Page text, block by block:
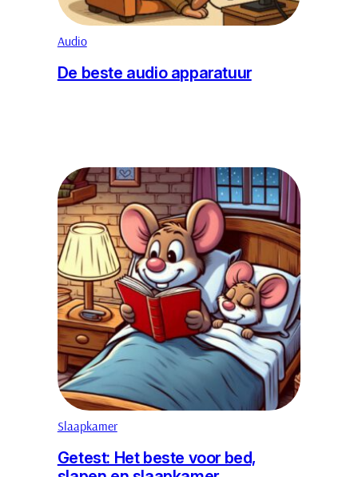
Audio
De beste audio apparatuur
Slaapkamer
Getest: Het beste voor bed,